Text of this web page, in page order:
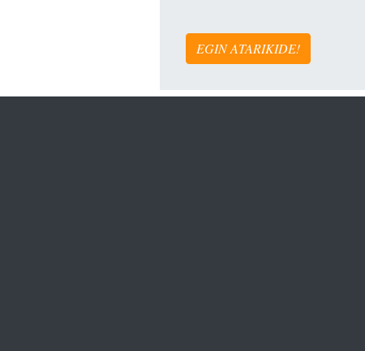
EGIN ATARIKIDE!